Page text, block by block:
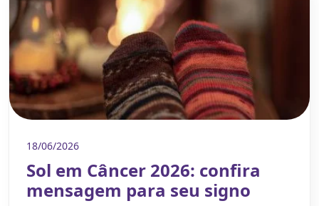
18/06/2026
Sol em Câncer 2026: confira
mensagem para seu signo